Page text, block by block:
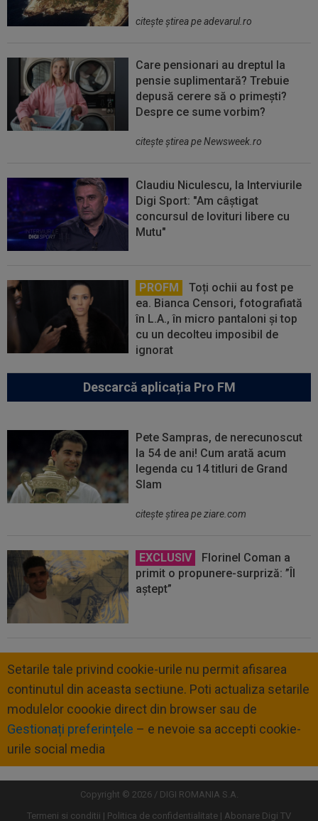
citeşte ştirea pe adevarul.ro
Care pensionari au dreptul la
pensie suplimentară? Trebuie
depusă cerere să o primești?
Despre ce sume vorbim?
citeşte ştirea pe Newsweek.ro
Claudiu Niculescu, la Interviurile
Digi Sport: "Am câștigat
concursul de lovituri libere cu
Mutu"
PROFM
Toți ochii au fost pe
ea. Bianca Censori, fotografiată
în L.A., în micro pantaloni și top
cu un decolteu imposibil de
ignorat
Descarcă aplicația Pro FM
Pete Sampras, de nerecunoscut
la 54 de ani! Cum arată acum
legenda cu 14 titluri de Grand
Slam
citeşte ştirea pe ziare.com
EXCLUSIV
Florinel Coman a
primit o propunere-surpriză: ”Îl
aștept”
Setarile tale privind cookie-urile nu permit afisarea
continutul din aceasta sectiune. Poti actualiza setarile
modulelor coookie direct din browser sau de
Gestionați preferințele – e nevoie sa accepti cookie-
urile social media
Copyright © 2026 / DIGI ROMANIA S.A.
Termeni si conditii
Politica de confidentialitate Abonare Digi TV